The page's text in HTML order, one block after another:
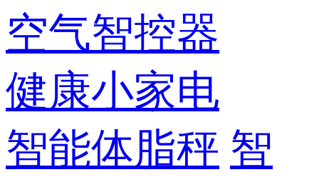
空气智控器
健康小家电
智能体脂秤 智